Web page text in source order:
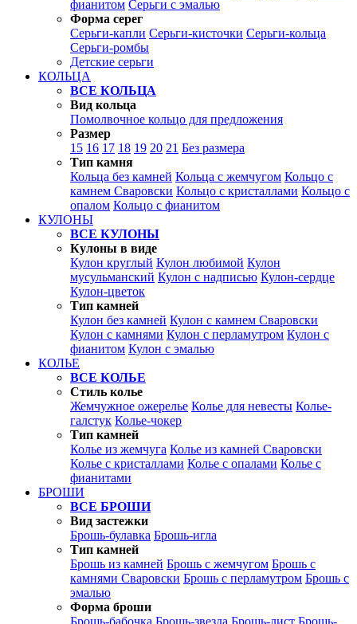
фианитом Серьги с эмалью
Форма серег
Серьги-капли Серьги-кисточки Серьги-кольца
Серьги-ромбы
Детские серьги
КОЛЬЦА
ВСЕ КОЛЬЦА
Вид кольца
Помолвочное кольцо для предложения
Размер
15 16 17 18 19 20 21 Без размера
Тип камня
Кольца без камней Кольца с жемчугом Кольцо с
камнем Сваровски Кольцо с кристаллами Кольцо с
опалом Кольцо с фианитом
КУЛОНЫ
ВСЕ КУЛОНЫ
Кулоны в виде
Кулон круглый Кулон любимой Кулон
мусульманский Кулон с надписью Кулон-сердце
Кулон-цветок
Тип камней
Кулон без камней Кулон с камнем Сваровски
Кулон с камнями Кулон с перламутром Кулон с
фианитом Кулон с эмалью
КОЛЬЕ
ВСЕ КОЛЬЕ
Стиль колье
Жемчужное ожерелье Колье для невесты Колье-
галстук Колье-чокер
Тип камней
Колье из жемчуга Колье из камней Сваровски
Колье с кристаллами Колье с опалами Колье с
фианитами
БРОШИ
ВСЕ БРОШИ
Вид застежки
Брошь-булавка Брошь-игла
Тип камней
Брошь из камней Брошь с жемчугом Брошь с
камнями Сваровски Брошь с перламутром Брошь с
эмалью
Форма броши
Брошь-бабочка Брошь-звезда Брошь-лист Брошь-